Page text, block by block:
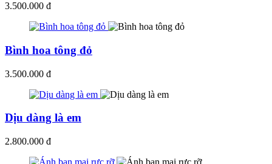
3.500.000 đ
Bình hoa tông đỏ
3.500.000 đ
Dịu dàng là em
2.800.000 đ